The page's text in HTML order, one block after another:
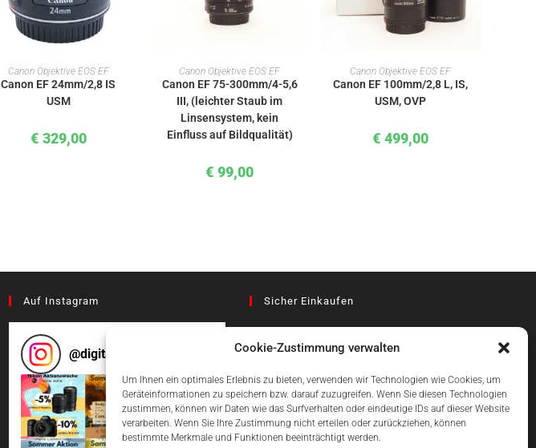
Cookie-Zustimmung verwalten
Um Ihnen ein optimales Erlebnis zu bieten, verwenden wir Technologien wie Cookies, um
Geräteinformationen zu speichern bzw. darauf zuzugreifen. Wenn Sie diesen Technologien
zustimmen, können wir Daten wie das Surfverhalten oder eindeutige IDs auf dieser Website
verarbeiten. Wenn Sie Ihre Zustimmung nicht erteilen oder zurückziehen, können
bestimmte Merkmale und Funktionen beeinträchtigt werden.
IN DEN WARENKORB
Canon Objektive EOS EF
Canon EF 24mm/2,8 IS
USM
€ 329,00
IN DEN WARENKORB
Canon Objektive EOS EF
Canon EF 75-300mm/4-5,6
III, (leichter Staub im
Linsensystem, kein
Einfluss auf Bildqualität)
€ 99,00
IN DEN WARENKORB
Canon Objektive EOS EF
Canon EF 100mm/2,8 L, IS,
USM, OVP
€ 499,00
Auf Instagram
@digitalcameragraz
Sicher Einkaufen
Einfach Online Bezahlen